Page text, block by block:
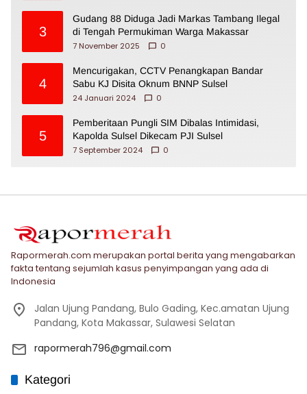
3
Gudang 88 Diduga Jadi Markas Tambang Ilegal
di Tengah Permukiman Warga Makassar
7 November 2025
0
4
Mencurigakan, CCTV Penangkapan Bandar
Sabu KJ Disita Oknum BNNP Sulsel
24 Januari 2024
0
5
Pemberitaan Pungli SIM Dibalas Intimidasi,
Kapolda Sulsel Dikecam PJI Sulsel
7 September 2024
0
Rapormerah.com merupakan portal berita yang mengabarkan
fakta tentang sejumlah kasus penyimpangan yang ada di
Indonesia
Jalan Ujung Pandang, Bulo Gading, Kec.amatan Ujung
Pandang, Kota Makassar, Sulawesi Selatan
rapormerah796@gmail.com
Kategori